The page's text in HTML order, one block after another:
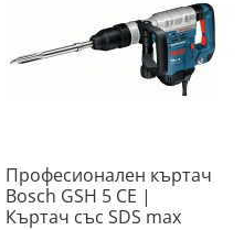
Професионален къртач
Bosch GSH 5 CE |
Къртач със SDS max